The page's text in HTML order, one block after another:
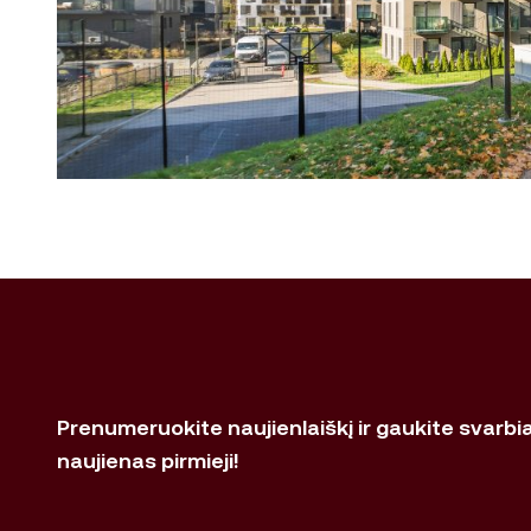
Prenumeruokite naujienlaiškį ir gaukite
naujienas pirmieji!